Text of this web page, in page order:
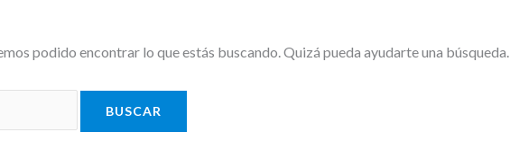
podido encontrar lo que estás buscando. Quizá pueda ayudarte una búsqueda.